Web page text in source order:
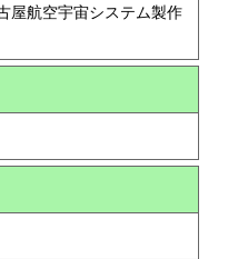
空宇宙システム製作